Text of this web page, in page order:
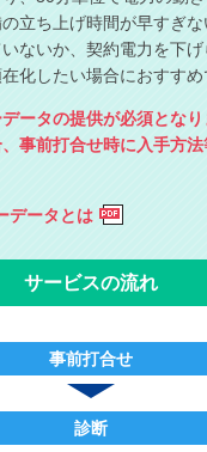
立ち上げ時間が早すぎ
ないか、契約電力を下
化したい場合におすすめ
ータの提供が必須とな
事前打合せ時に入手方
データとは
サービスの流れ
事前打合せ
診断